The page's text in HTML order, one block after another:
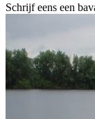
Schrijf eens een